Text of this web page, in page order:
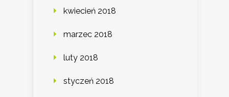
kwiecień 2018
marzec 2018
luty 2018
styczeń 2018